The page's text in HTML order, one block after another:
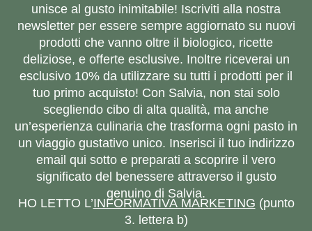
unisce al gusto inimitabile! Iscriviti alla nostra
newsletter per essere sempre aggiornato su nuovi
prodotti che vanno oltre il biologico, ricette
deliziose, e offerte esclusive. Inoltre riceverai un
esclusivo 10% da utilizzare su tutti i prodotti per il
tuo primo acquisto! Con Salvia, non stai solo
scegliendo cibo di alta qualità, ma anche
un’esperienza culinaria che trasforma ogni pasto in
un viaggio gustativo unico. Inserisci il tuo indirizzo
email qui sotto e preparati a scoprire il vero
significato del benessere attraverso il gusto
genuino di Salvia.
HO LETTO L’INFORMATIVA MARKETING (punto
3. lettera b)